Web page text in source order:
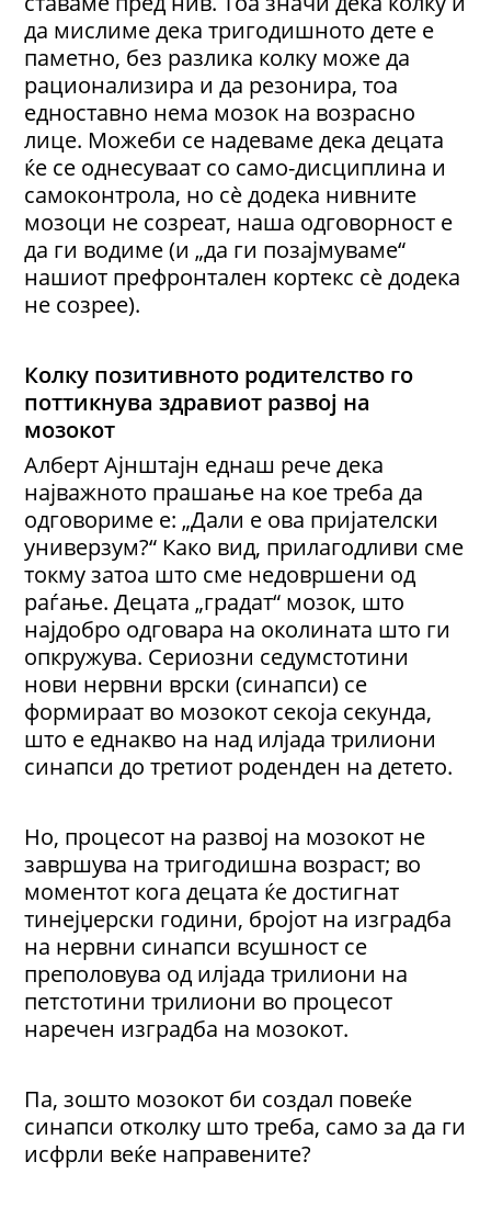
да мислиме дека тригодишното дете е
паметно, без разлика колку може да
рационализира и да резонира, тоа
едноставно нема мозок на возрасно
лице. Можеби се надеваме дека децата
ќе се однесуваат со само-дисциплина и
самоконтрола, но сè додека нивните
мозоци не созреат, наша одговорност е
да ги водиме (и „да ги позајмуваме“
нашиот префронтален кортекс сè додека
не созрее).
Колку позитивното родителство го
поттикнува здравиот развој на
мозокот
Алберт Ајнштајн еднаш рече дека
најважното прашање на кое треба да
одговориме е: „Дали е ова пријателски
универзум?“ Како вид, прилагодливи сме
токму затоа што сме недовршени од
раѓање. Децата „градат“ мозок, што
најдобро одговара на околината што ги
опкружува. Сериозни седумстотини
нови нервни врски (синапси) се
формираат во мозокот секоја секунда,
што е еднакво на над илјада трилиони
синапси до третиот роденден на детето.
Но, процесот на развој на мозокот не
завршува на тригодишна возраст; во
моментот кога децата ќе достигнат
тинејџерски години, бројот на изградба
на нервни синапси всушност се
преполовува од илјада трилиони на
петстотини трилиони во процесот
наречен изградба на мозокот.
Па, зошто мозокот би создал повеќе
синапси отколку што треба, само за да ги
исфрли веќе направените?